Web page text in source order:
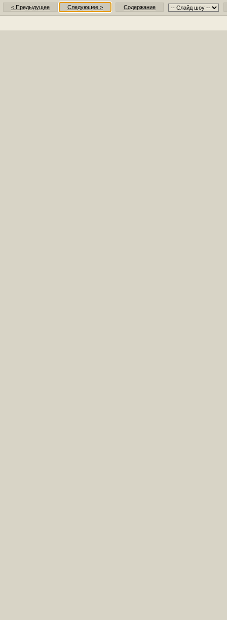
< Предыдущее Следующее > Содержание